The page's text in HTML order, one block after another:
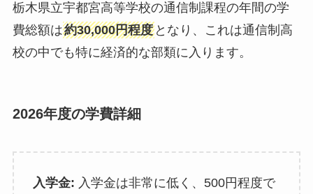
栃木県立宇都宮高等学校の通信制課程の年間の学
費総額は約30,000円程度となり、これは通信制高
校の中でも特に経済的な部類に入ります。
2026年度の学費詳細
入学金: 入学金は非常に低く、500円程度で